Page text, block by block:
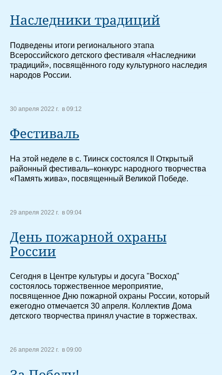
Наследники традиций
Подведены итоги регионального этапа
Всероссийского детского фестиваля «Наследники
традиций», посвящённого году культурного наследия
народов России.
30 апреля 2022 г. в 09:12
Фестиваль
На этой неделе в с. Тиинск состоялся II Открытый
районный фестиваль–конкурс народного творчества
«Память жива», посвященный Великой Победе.
29 апреля 2022 г. в 09:04
День пожарной охраны
России
Сегодня в Центре культуры и досуга "Восход"
состоялось торжественное мероприятие,
посвященное Дню пожарной охраны России, который
ежегодно отмечается 30 апреля. Коллектив Дома
детского творчества принял участие в торжествах.
26 апреля 2022 г. в 09:00